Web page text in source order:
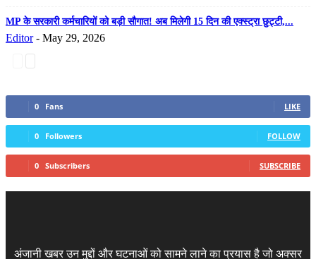
MP के सरकारी कर्मचारियों को बड़ी सौगात! अब मिलेगी 15 दिन की एक्स्ट्रा छुट्टी,...
Editor - May 29, 2026
0 Fans LIKE
0 Followers FOLLOW
0 Subscribers SUBSCRIBE
अंजानी खबर उन मुद्दों और घटनाओं को सामने लाने का प्रयास है जो अक्सर